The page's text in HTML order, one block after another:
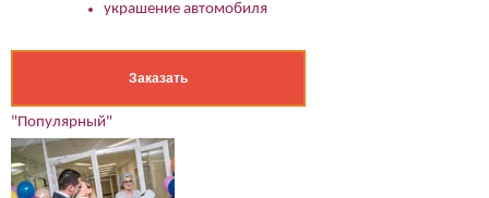
украшение автомобиля
Заказать
"Популярный"